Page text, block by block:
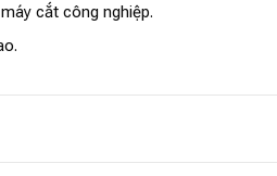
cắt công nghiệp.